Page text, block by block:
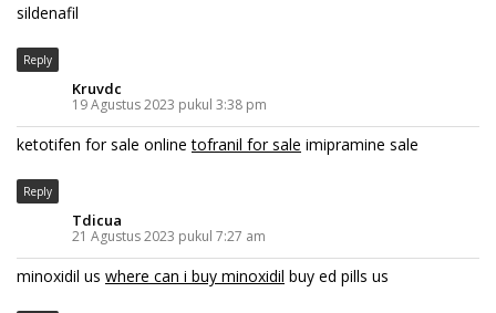
sildenafil
Reply
Kruvdc
19 Agustus 2023 pukul 3:38 pm
ketotifen for sale onlinetofranil for sale imipramine sale
Reply
Tdicua
21 Agustus 2023 pukul 7:27 am
minoxidil us where can i buy minoxidil buy ed pills us